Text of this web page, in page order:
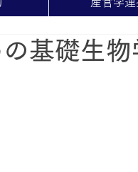
基礎生物